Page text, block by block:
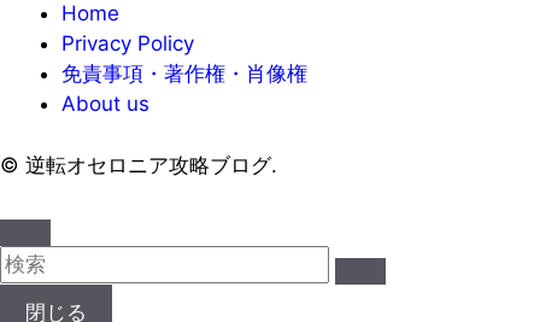
Home
Privacy Policy
免責事項・著作権・肖像権
About us
© 逆転オセロニア攻略ブログ.
閉じる